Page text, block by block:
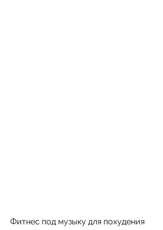
Фитнес под музыку для похудения